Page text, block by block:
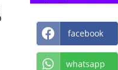
facebook
whatsapp